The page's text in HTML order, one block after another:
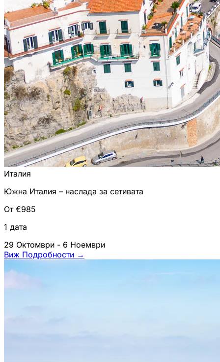
Италия
Южна Италия – наслада за сетивата
От €985
1 дата
29 Октомври - 6 Ноември
Виж Подробности →